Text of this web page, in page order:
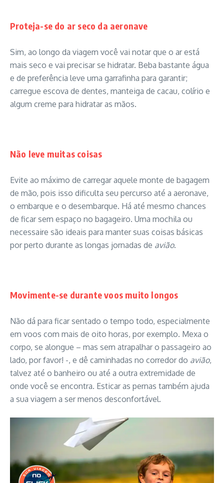
Proteja-se do ar seco da aeronave
Sim, ao longo da viagem você vai notar que o ar está
mais seco e vai precisar se hidratar. Beba bastante água
e de preferência leve uma garrafinha para garantir;
carregue escova de dentes, manteiga de cacau, colírio e
algum creme para hidratar as mãos.
Não leve muitas coisas
Evite ao máximo de carregar aquele monte de bagagem
de mão, pois isso dificulta seu percurso até a aeronave,
o embarque e o desembarque. Há até mesmo chances
de ficar sem espaço no bagageiro. Uma mochila ou
necessaire são ideais para manter suas coisas básicas
por perto durante as longas jornadas de avião.
Movimente-se durante voos muito longos
Não dá para ficar sentado o tempo todo, especialmente
em voos com mais de oito horas, por exemplo. Mexa o
corpo, se alongue – mas sem atrapalhar o passageiro ao
lado, por favor! -, e dê caminhadas no corredor do avião,
talvez até o banheiro ou até a outra extremidade de
onde você se encontra. Esticar as pernas também ajuda
a sua viagem a ser menos desconfortável.